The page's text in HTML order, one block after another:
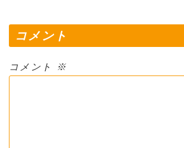
コメント
コメント ※